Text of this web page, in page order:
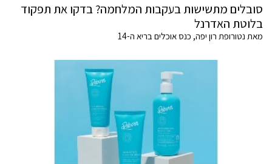
סובלים מתשישות בעקבות המלחמה? בדקו את תפקוד
בלוטת האדרנל
מאת נטורופת רון יפה, כנס אוכלים בריא ה-14